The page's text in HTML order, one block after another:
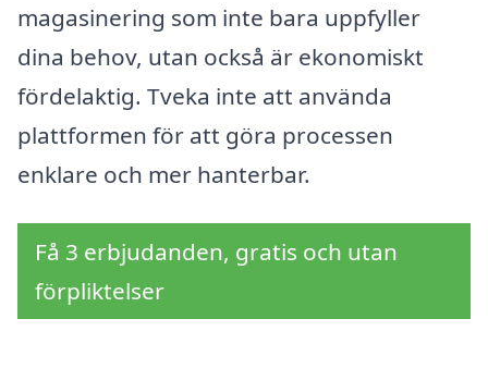
magasinering som inte bara uppfyller
dina behov, utan också är ekonomiskt
fördelaktig. Tveka inte att använda
plattformen för att göra processen
enklare och mer hanterbar.
Få 3 erbjudanden, gratis och utan
förpliktelser